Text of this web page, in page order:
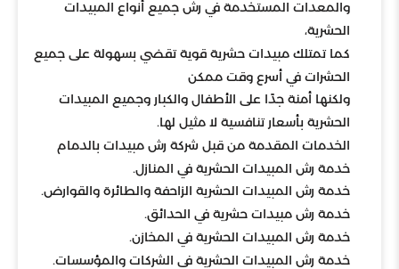
والمعدات المستخدمة في رش جميع أنواع المبيدات
الحشرية،
كما تمتلك مبيدات حشرية قوية تقضي بسهولة على جميع
الحشرات في أسرع وقت ممكن
ولكنها أمنة جدًا على الأطفال والكبار وجميع المبيدات
الحشرية بأسعار تنافسية لا مثيل لها.
الخدمات المقدمة من قبل شركة رش مبيدات بالدمام
خدمة رش المبيدات الحشرية في المنازل.
خدمة رش المبيدات الحشرية الزاحفة والطائرة والقوارض.
خدمة رش مبيدات حشرية في الحدائق.
خدمة رش المبيدات الحشرية في المخازن.
خدمة رش المبيدات الحشرية في الشركات والمؤسسات.